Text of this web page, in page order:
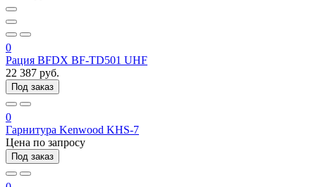
0
Рация BFDX BF-TD501 UHF
22 387 руб.
Под заказ
0
Гарнитура Kenwood KHS-7
Цена по запросу
Под заказ